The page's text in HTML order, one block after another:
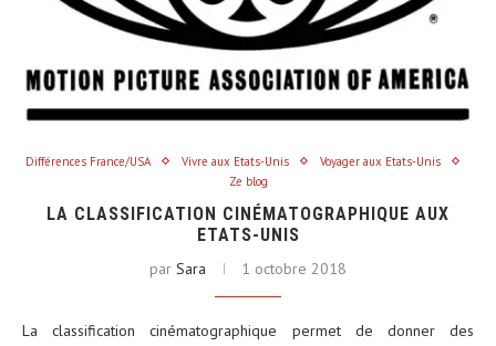
Différences France/USA Vivre aux Etats-Unis
Voyager aux Etats-Unis
Ze blog
LA CLASSIFICATION CINÉMATOGRAPHIQUE AUX
ETATS-UNIS
par Sara 1 octobre 2018
La classification cinématographique permet de donner des